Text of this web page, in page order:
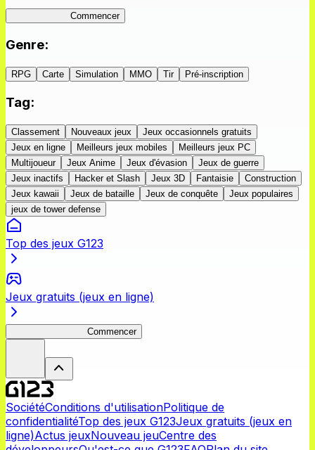
Commencer
Genre:
RPG Carte Simulation MMO Tir Pré-inscription
Tag:
Classement Nouveaux jeux
Jeux occasionnels gratuits
Jeux en ligne
Meilleurs jeux mobiles
Meilleurs jeux PC
Multijoueur
Jeux Anime Jeux d'évasion
Jeux de guerre
Jeux inactifs
Hacker et Slash Jeux 3D Fantaisie
Construction
Jeux kawaii
Jeux de bataille Jeux de conquête
Jeux populaires
jeux de tower defense
Top des jeux G123
Jeux gratuits (jeux en ligne)
Commencer
SociétéConditions d'utilisationPolitique de
confidentialitéTop des jeux G123Jeux gratuits (jeux en
ligne)Actus jeuxNouveau jeuCentre des